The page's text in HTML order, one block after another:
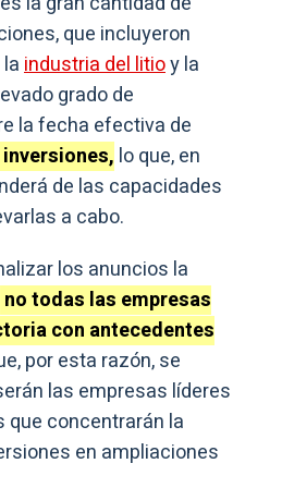
que incluyeron
industria del litioy la
grado de
la fecha efectiva de
lo que, en
de las capacidades
a cabo.
los anuncios la
no todas las empresas
con antecedentes
por esta razón, se
las empresas líderes
que concentrarán la
en ampliaciones